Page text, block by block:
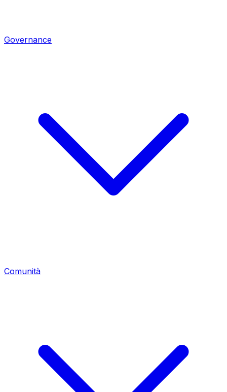
Governance
Comunità